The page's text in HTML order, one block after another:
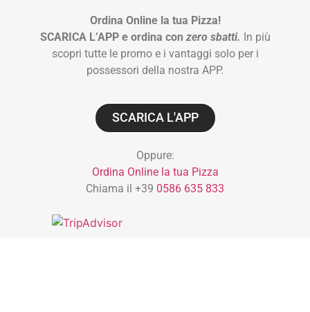
Ordina Online la tua Pizza!
SCARICA L’APP e ordina con zero sbatti. In più
scopri tutte le promo e i vantaggi solo per i
possessori della nostra APP.
SCARICA L'APP
Oppure:
Ordina Online la tua Pizza
Chiama il +39 0586 635 833